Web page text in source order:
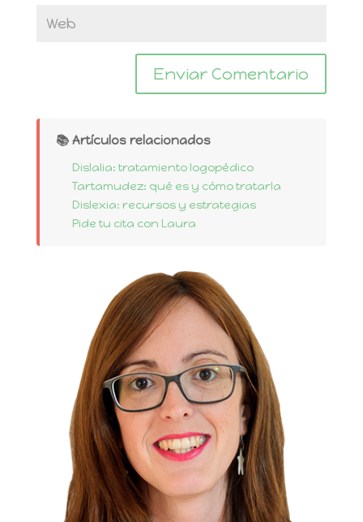
📚 Artículos relacionados
Dislalia: tratamiento logopédico
Tartamudez: qué es y cómo tratarla
Dislexia: recursos y estrategias
Pide tu cita con Laura